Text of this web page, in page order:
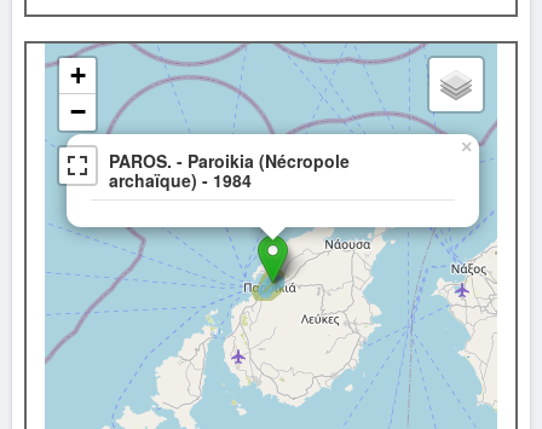
PAROS. - Paroikia (Nécropole
archaïque) - 1984
×
+
−